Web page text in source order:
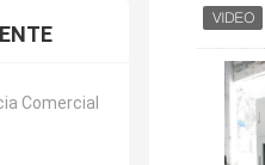
Comercial